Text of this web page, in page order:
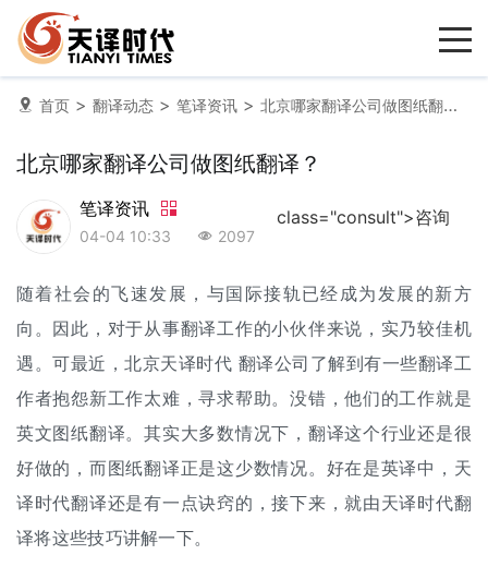
首页 > 翻译动态 > 笔译资讯 > 北京哪家翻译公司做图纸翻译？
北京哪家翻译公司做图纸翻译？
笔译资讯
04-04 10:33 2097
class="consult">咨询
随着社会的飞速发展，与国际接轨已经成为发展的新方
向。因此，对于从事翻译工作的小伙伴来说，实乃较佳机
遇。可最近，北京天译时代 翻译公司 了解到有一些翻译工
作者抱怨新工作太难，寻求帮助。没错，他们的工作就是
英文图纸翻译。其实大多数情况下，翻译这个行业还是很
好做的，而图纸翻译正是这少数情况。好在是英译中，天
译时代翻译还是有一点诀窍的，接下来，就由天译时代翻
译将这些技巧讲解一下。